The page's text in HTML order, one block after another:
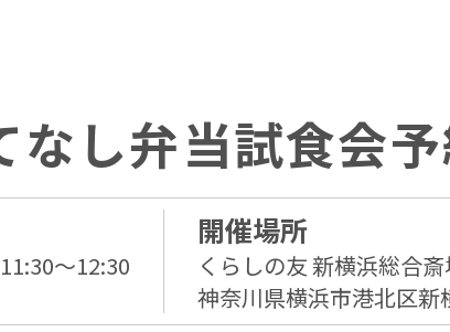
なし弁当試食会
～12:30
開催場所
くらしの友 新横浜総合
神奈川県横浜市港北区新